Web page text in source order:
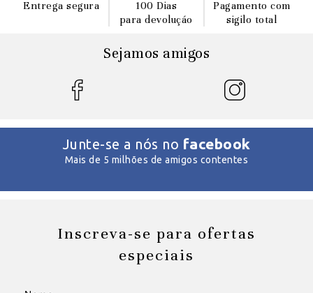
Entrega segura
100 Dias
para devoluçáo
Pagamento com
sigilo total
Sejamos amigos
Junte-se a nós no facebook
Mais de 5 milhões de amigos contentes
Inscreva-se para ofertas
especiais